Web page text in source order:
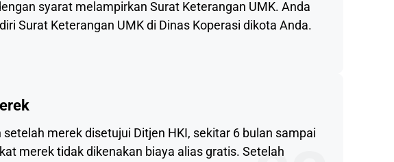
syarat melampirkan Surat Keterangan UMK. Anda
Surat Keterangan UMK di Dinas Koperasi dikota Anda.
setelah merek disetujui Ditjen HKI, sekitar 6 bulan sampai
merek tidak dikenakan biaya alias gratis. Setelah